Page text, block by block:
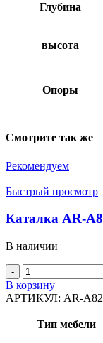
Глубина
высота
Опоры
Смотрите так же
Рекомендуем
Быстрый просмотр
Каталка AR-
В наличии
Количество
товара
Каталка
A83
В корзину
АРТИКУЛ: AR-A82
Тип мебели